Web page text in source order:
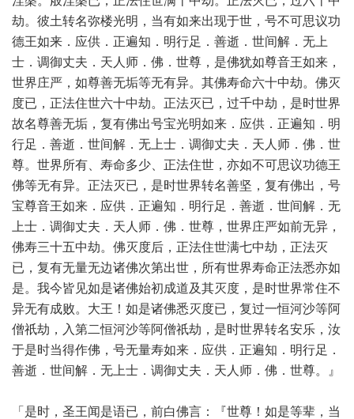
劫。彼土转名弥楼光明，当有如来出现于世，号不可思议功
德王如来．应供．正遍知．明行足．善逝．世间解．无上
士．调御丈夫．天人师．佛．世尊，是佛犹如尊音王如来，
世界庄严，如尊善无垢等无有异。其佛寿命六十中劫。佛灭
度已，正法住世六十中劫。正法灭已，过千中劫，是时世界
故名尊善无垢，复有佛出号宝光明如来．应供．正遍知．明
行足．善逝．世间解．无上士．调御丈夫．天人师．佛．世
尊。世界所有、寿命多少、正法住世，亦如不可思议功德王
佛等无有异。正法灭已，是时世界转名善坚，复有佛出，号
宝尊音王如来．应供．正遍知．明行足．善逝．世间解．无
上士．调御丈夫．天人师．佛．世尊，世界庄严如前无异，
佛寿三十五中劫。佛灭度后，正法住世满七中劫，正法灭
已，复有无量无边诸佛次第出世，所有世界寿命正法悉亦如
是。我今皆见如是诸佛始初成道及其灭度，是时世界常住不
异无有成败。大王！如是诸佛悉灭度已，复过一恒河沙等阿
僧祇劫，入第二恒河沙等阿僧祇劫，是时世界转名安乐，汝
于是时当得作佛，号无量寿如来．应供．正遍知．明行足．
善逝．世间解．无上士．调御丈夫．天人师．佛．世尊。』
「是时，圣王闻是语已，前白佛言：『世尊！如是等辈，当